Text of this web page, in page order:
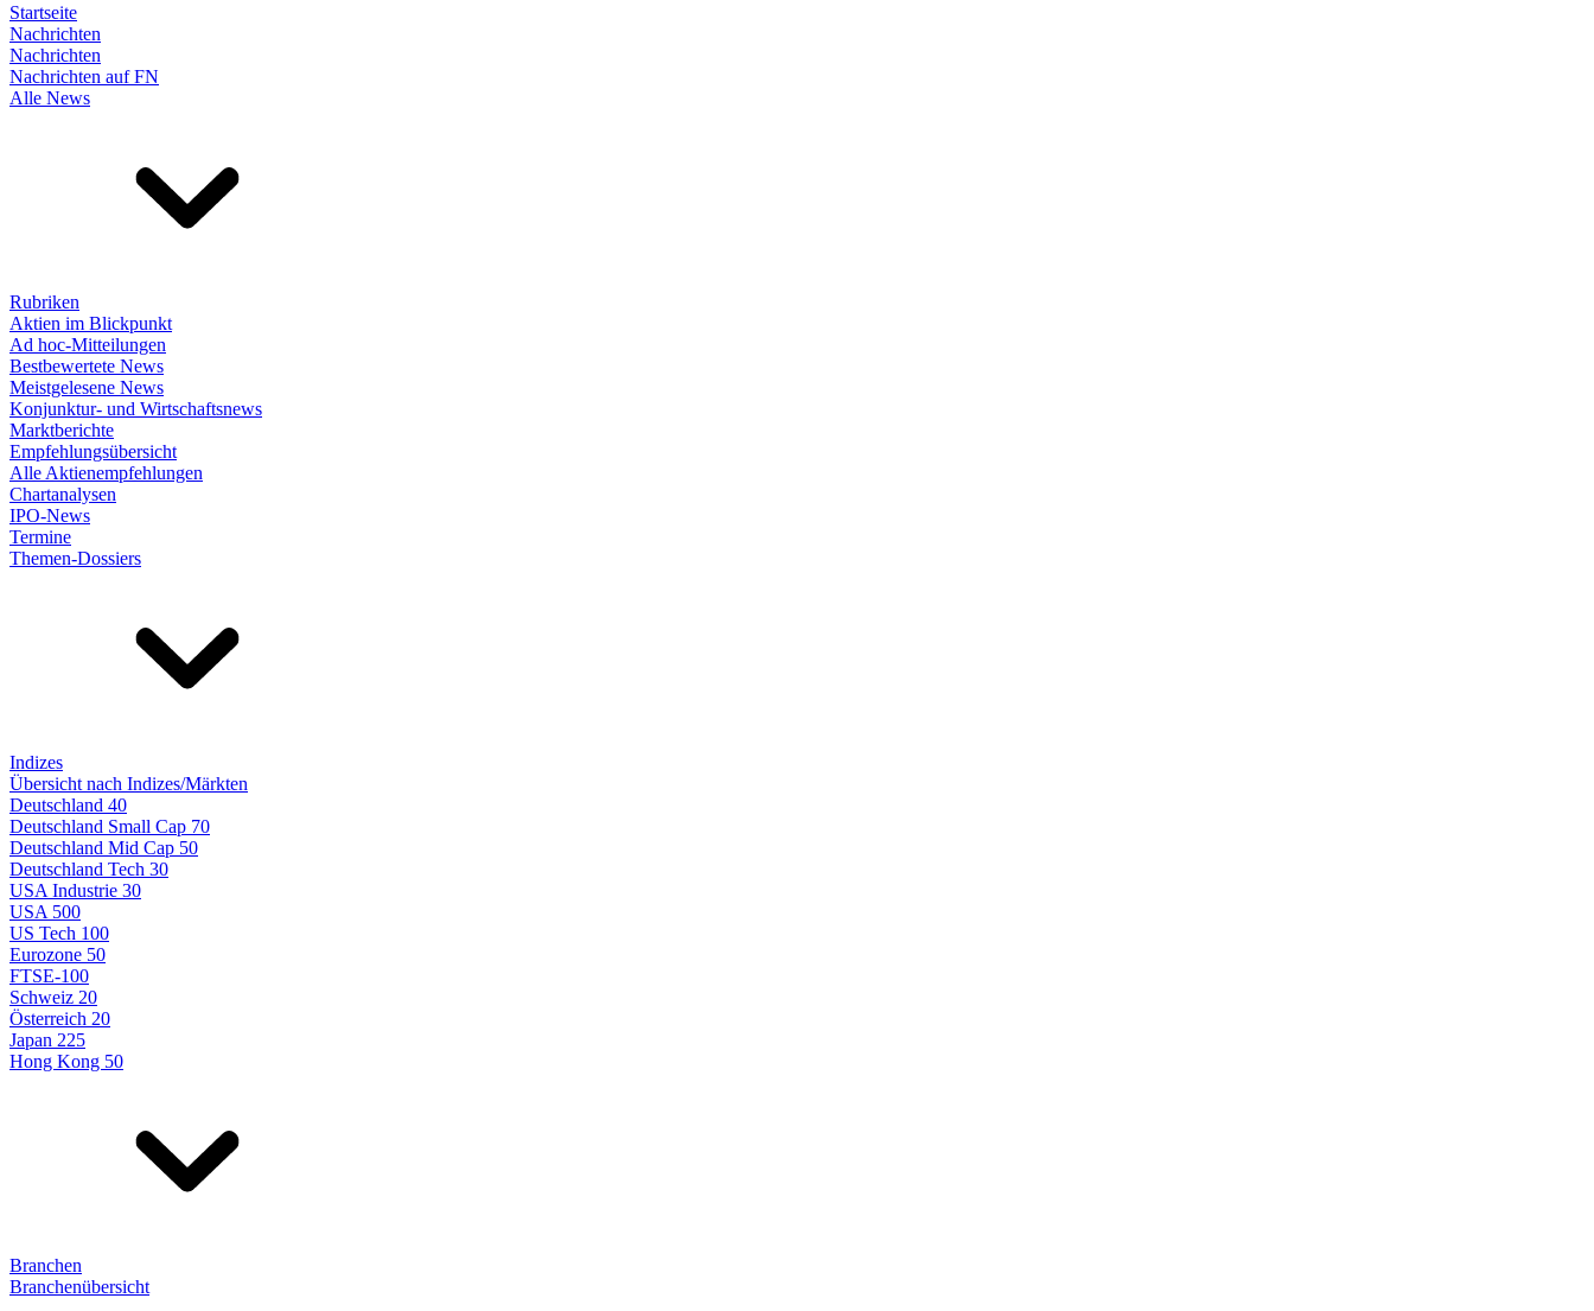
Startseite
Nachrichten
Nachrichten
Nachrichten auf FN
Alle News
Rubriken
Aktien im Blickpunkt
Ad hoc-Mitteilungen
Bestbewertete News
Meistgelesene News
Konjunktur- und Wirtschaftsnews
Marktberichte
Empfehlungsübersicht
Alle Aktienempfehlungen
Chartanalysen
IPO-News
Termine
Themen-Dossiers
Indizes
Übersicht nach Indizes/Märkten
Deutschland 40
Deutschland Small Cap 70
Deutschland Mid Cap 50
Deutschland Tech 30
USA Industrie 30
USA 500
US Tech 100
Eurozone 50
FTSE-100
Schweiz 20
Österreich 20
Japan 225
Hong Kong 50
Branchen
Branchenübersicht